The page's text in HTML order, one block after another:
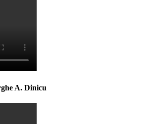
A. Dinicu